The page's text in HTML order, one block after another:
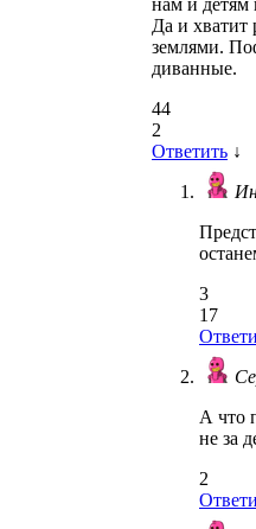
нам и детям
Да и хватит
землями.
диванные.
44
2
Ответить ↓
3
17
А что
не за
2